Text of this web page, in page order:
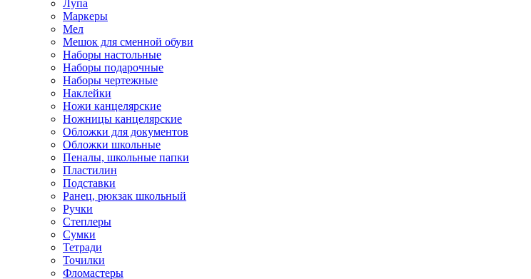
Лупа
Маркеры
Мел
Мешок для сменной обуви
Наборы настольные
Наборы подарочные
Наборы чертежные
Наклейки
Ножи канцелярские
Ножницы канцелярские
Обложки для документов
Обложки школьные
Пеналы, школьные папки
Пластилин
Подставки
Ранец, рюкзак школьный
Ручки
Степлеры
Сумки
Тетради
Точилки
Фломастеры